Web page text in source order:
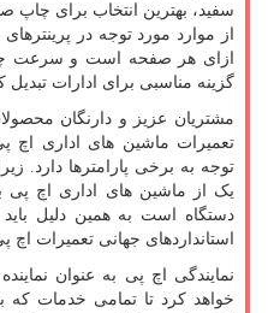
سفید، بهترین انتخاب برای چاپ
از موارد مورد توجه در
ازای هر صفحه است و سرعت
گزینه مناسبی برای ادارات
مشتریان عزیز و دارنگان
تعمیرات ماشین های اداری اچ
توجه به برخی پارامترها دارد.
یک از ماشین های اداری اچ پی
دستگاه است به همین دلیل
استانداردهای جهانی تعمیرات اچ
نمایندگی اچ پی به عنوان
خواهد کرد تا تمامی خدمات که